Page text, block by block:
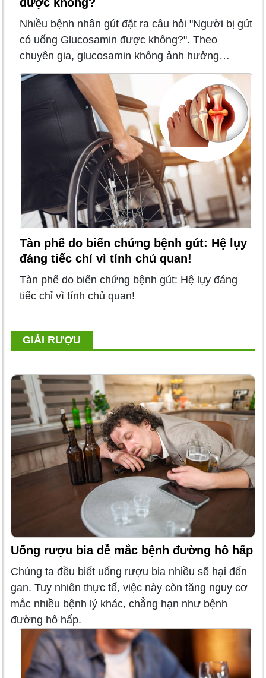
Nhiều bệnh nhân gút đặt ra câu hỏi "Người bị gút
có uống Glucosamin được không?". Theo
chuyên gia, glucosamin không ảnh hưởng…
Tàn phế do biến chứng bệnh gút: Hệ lụy
đáng tiếc chỉ vì tính chủ quan!
Tàn phế do biến chứng bệnh gút: Hệ lụy đáng
tiếc chỉ vì tính chủ quan!
GIẢI RƯỢU
Uống rượu bia dễ mắc bệnh đường hô hấp
Chúng ta đều biết uống rượu bia nhiều sẽ hại đến
gan. Tuy nhiên thực tế, việc này còn tăng nguy cơ
mắc nhiều bệnh lý khác, chẳng hạn như bệnh
đường hô hấp.